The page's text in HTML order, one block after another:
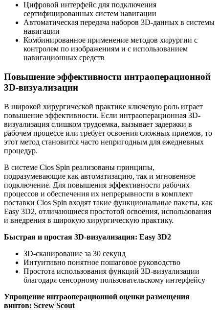
Цифровой интерфейс для подключения
сертифицированных систем навигации
Автоматическая передача наборов 3D-данных в системы
навигации
Комбинированное применение методов хирургии с
контролем по изображениям и с использованием
навигационных средств
Повышение эффективности интраоперационной
3D-визуализации
В широкой хирургической практике ключевую роль играет
повышение эффективности. Если интраоперационная 3D-
визуализация слишком трудоемка, вызывает задержки в
рабочем процессе или требует освоения сложных приемов, то
этот метод становится часто непригодным для ежедневных
процедур.
В системе Cios Spin реализованы принципы,
подразумевающие как автоматизацию, так и мгновенное
подключение. Для повышения эффективности рабочих
процессов и обеспечения их непрерывности в комплект
поставки Cios Spin входят такие функциональные пакеты, как
Easy 3D2, отличающиеся простотой освоения, использования
и внедрения в широкую хирургическую практику.
Быстрая и простая 3D-визуализация: Easy 3D2
3D-сканирование за 30 секунд
Интуитивно понятное пошаговое руководство
Простота использования функций 3D-визуализации
благодаря сенсорному пользовательскому интерфейсу
Упрощение интраоперационной оценки размещения
винтов: Screw Scout